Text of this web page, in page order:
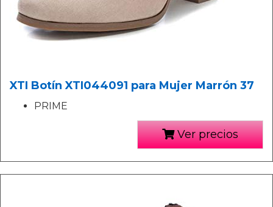
XTI Botín XTI044091 para Mujer Marrón 37
PRIME
Ver precios